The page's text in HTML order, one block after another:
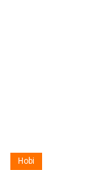
Hobi